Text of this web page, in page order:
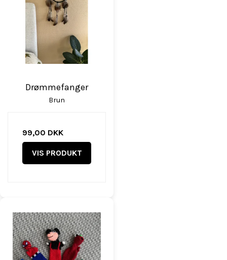
Drømmefanger
Brun
99,00 DKK
VIS PRODUKT